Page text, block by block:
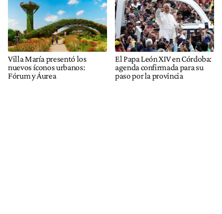
Villa María presentó los
nuevos íconos urbanos:
Fórum y Áurea
El Papa León XIV en Córdoba:
agenda confirmada para su
paso por la provincia